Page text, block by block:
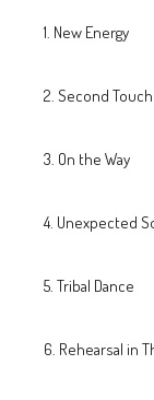
New Energy
Second Touch
On the Way
Unexpected
Tribal Dance
Rehearsal in